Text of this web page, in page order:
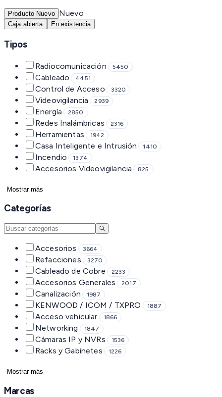
Producto Nuevo Nuevo
Caja abierta En existencia
Tipos
Radiocomunicación 5450
Cableado 4451
Control de Acceso 3320
Videovigilancia 2939
Energía 2850
Redes Inalámbricas 2316
Herramientas 1942
Casa Inteligente e Intrusión 1410
Incendio 1374
Accesorios Videovigilancia 825
Mostrar más
Categorías
Accesorios 3664
Refacciones 3270
Cableado de Cobre 2233
Accesorios Generales 2017
Canalización 1987
KENWOOD / ICOM / TXPRO 1887
Acceso vehicular 1866
Networking 1847
Cámaras IP y NVRs 1536
Racks y Gabinetes 1226
Mostrar más
Marcas